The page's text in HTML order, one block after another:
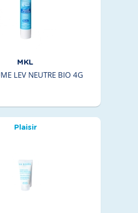
MKL
LEV NEUTRE BIO 4G
Plaisir